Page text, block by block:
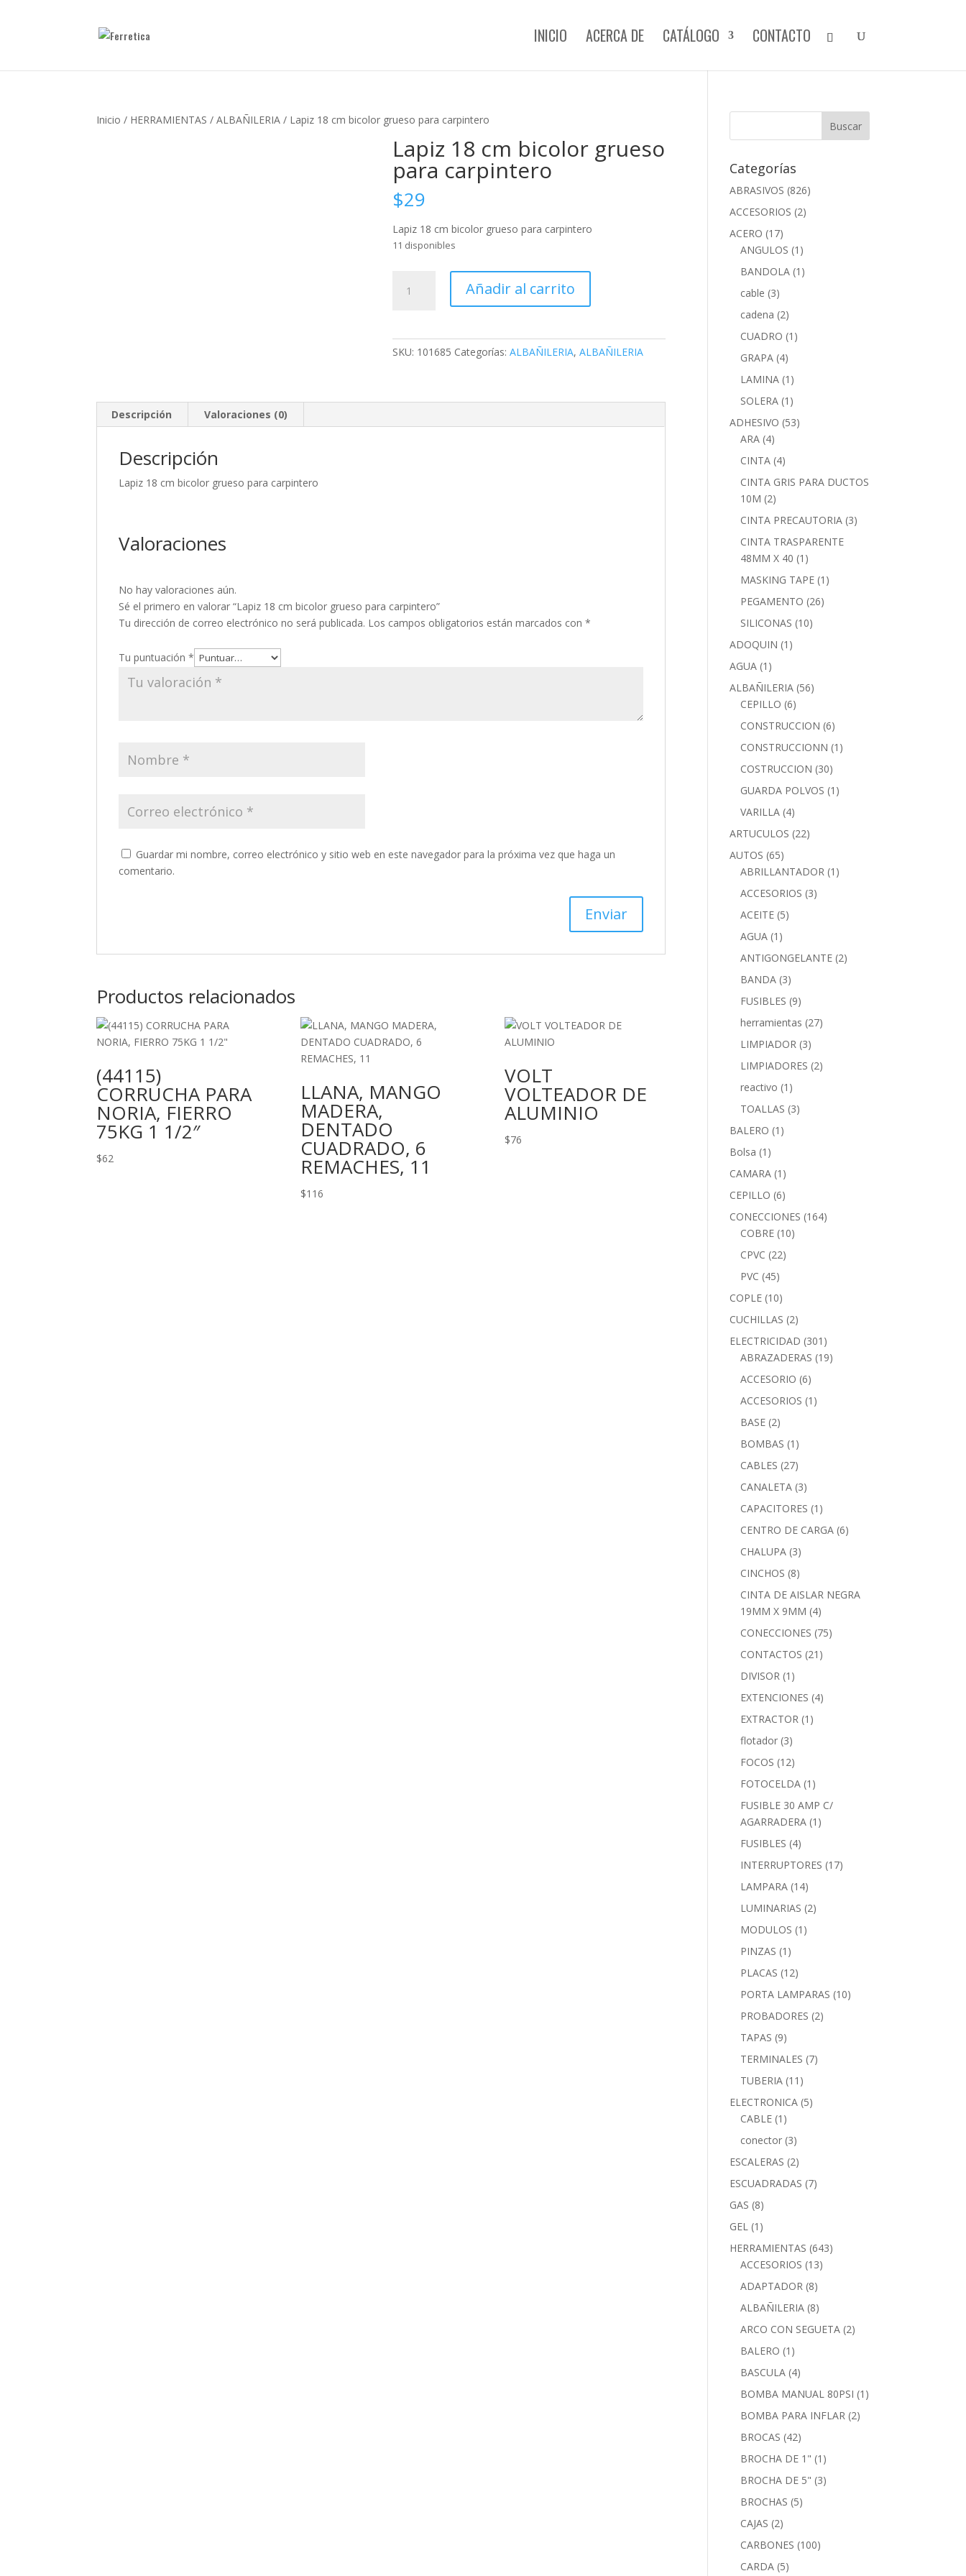
INICIO ACERCA DE CATÁLOGO CONTACTO
Inicio / HERRAMIENTAS /ALBAÑILERIA / Lapiz 18 cm bicolor grueso para carpintero
Lapiz 18 cm bicolor grueso
para carpintero
$29
Lapiz 18 cm bicolor grueso para carpintero
11 disponibles
Añadir al carrito
SKU: 101685 Categorías:ALBAÑILERIA,ALBAÑILERIA
Descripción Valoraciones (0)
Descripción
Lapiz 18 cm bicolor grueso para carpintero
Valoraciones
No hay valoraciones aún.
Sé el primero en valorar “Lapiz 18 cm bicolor grueso para carpintero”
Tu dirección de correo electrónico no será publicada. Los campos obligatorios están marcados con*
Tu puntuación*
Guardar mi nombre, correo electrónico y sitio web en este navegador para la próxima vez que haga un
comentario.
Productos relacionados
(44115)
CORRUCHA PARA
NORIA, FIERRO
75KG 1 1/2″
$62
LLANA, MANGO
MADERA,
DENTADO
CUADRADO, 6
REMACHES, 11
$116
VOLT
VOLTEADOR DE
ALUMINIO
$76
Categorías
ABRASIVOS (826)
ACCESORIOS (2)
ACERO (17)
ANGULOS (1)
BANDOLA (1)
cable (3)
cadena (2)
CUADRO (1)
GRAPA (4)
LAMINA (1)
SOLERA (1)
ADHESIVO (53)
ARA (4)
CINTA (4)
CINTA GRIS PARA DUCTOS
10M (2)
CINTA PRECAUTORIA (3)
CINTA TRASPARENTE
48MM X 40 (1)
MASKING TAPE (1)
PEGAMENTO (26)
SILICONAS (10)
ADOQUIN (1)
AGUA (1)
ALBAÑILERIA (56)
CEPILLO (6)
CONSTRUCCION (6)
CONSTRUCCIONN (1)
COSTRUCCION (30)
GUARDA POLVOS (1)
VARILLA (4)
ARTUCULOS (22)
AUTOS (65)
ABRILLANTADOR (1)
ACCESORIOS (3)
ACEITE (5)
AGUA (1)
ANTIGONGELANTE (2)
BANDA (3)
FUSIBLES (9)
herramientas (27)
LIMPIADOR (3)
LIMPIADORES (2)
reactivo (1)
TOALLAS (3)
BALERO (1)
Bolsa (1)
CAMARA (1)
CEPILLO (6)
CONECCIONES (164)
COBRE (10)
CPVC (22)
PVC (45)
COPLE (10)
CUCHILLAS (2)
ELECTRICIDAD (301)
ABRAZADERAS (19)
ACCESORIO (6)
ACCESORIOS (1)
BASE (2)
BOMBAS (1)
CABLES (27)
CANALETA (3)
CAPACITORES (1)
CENTRO DE CARGA (6)
CHALUPA (3)
CINCHOS (8)
CINTA DE AISLAR NEGRA
19MM X 9MM (4)
CONECCIONES (75)
CONTACTOS (21)
DIVISOR (1)
EXTENCIONES (4)
EXTRACTOR (1)
flotador (3)
FOCOS (12)
FOTOCELDA (1)
FUSIBLE 30 AMP C/
AGARRADERA (1)
FUSIBLES (4)
INTERRUPTORES (17)
LAMPARA (14)
LUMINARIAS (2)
MODULOS (1)
PINZAS (1)
PLACAS (12)
PORTA LAMPARAS (10)
PROBADORES (2)
TAPAS (9)
TERMINALES (7)
TUBERIA (11)
ELECTRONICA (5)
CABLE (1)
conector (3)
ESCALERAS (2)
ESCUADRADAS (7)
GAS (8)
GEL (1)
HERRAMIENTAS (643)
ACCESORIOS (13)
ADAPTADOR (8)
ALBAÑILERIA (8)
ARCO CON SEGUETA (2)
BALERO (1)
BASCULA (4)
BOMBA MANUAL 80PSI (1)
BOMBA PARA INFLAR (2)
BROCAS (42)
BROCHA DE 1" (1)
BROCHA DE 5" (3)
BROCHAS (5)
CAJAS (2)
CARBONES (100)
CARDA (5)